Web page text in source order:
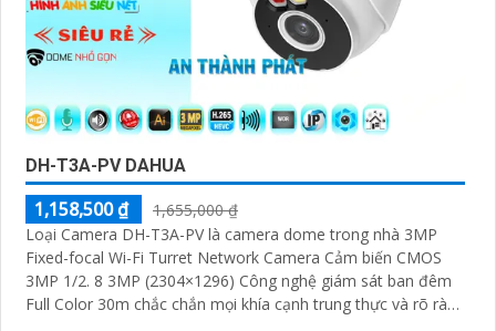
DH-T3A-PV DAHUA
1,158,500 ₫
1,655,000 ₫
Loại Camera DH-T3A-PV là camera dome trong nhà 3MP
Fixed-focal Wi-Fi Turret Network Camera Cảm biến CMOS
3MP 1/2. 8 3MP (2304×1296) Công nghệ giám sát ban đêm
Full Color 30m chắc chắn mọi khía cạnh trung thực và rõ ràn